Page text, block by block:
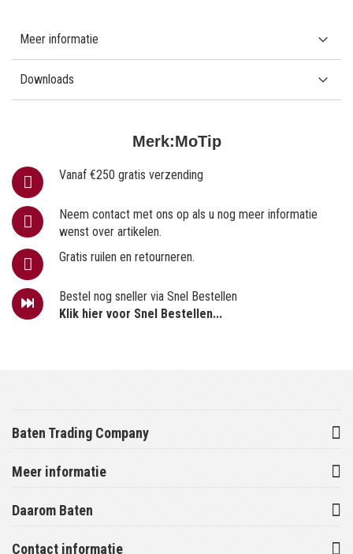
Merk:MoTip
Vanaf €250 gratis verzending
Neem contact met ons op als u nog meer informatie
wenst over artikelen.
Gratis ruilen en retourneren.
Bestel nog sneller via Snel Bestellen
Klik hier voor Snel Bestellen...
Meer informatie
Downloads
Baten Trading Company
Meer informatie
Daarom Baten
Contact informatie